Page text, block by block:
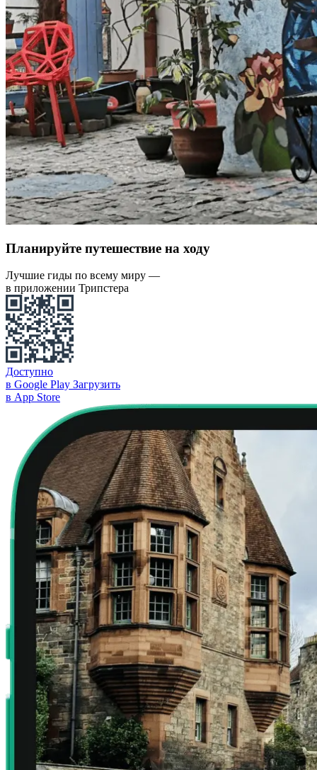
Планируйте путешествие на ходу
Лучшие гиды по всему миру —
в приложении Трипстера
Доступно
в Google Play Загрузить
в App Store